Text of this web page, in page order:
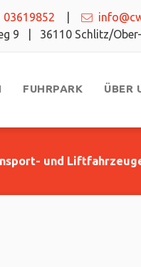
03619852
9 | 36110 Schlitz/
FUHRPARK ÜBER
und